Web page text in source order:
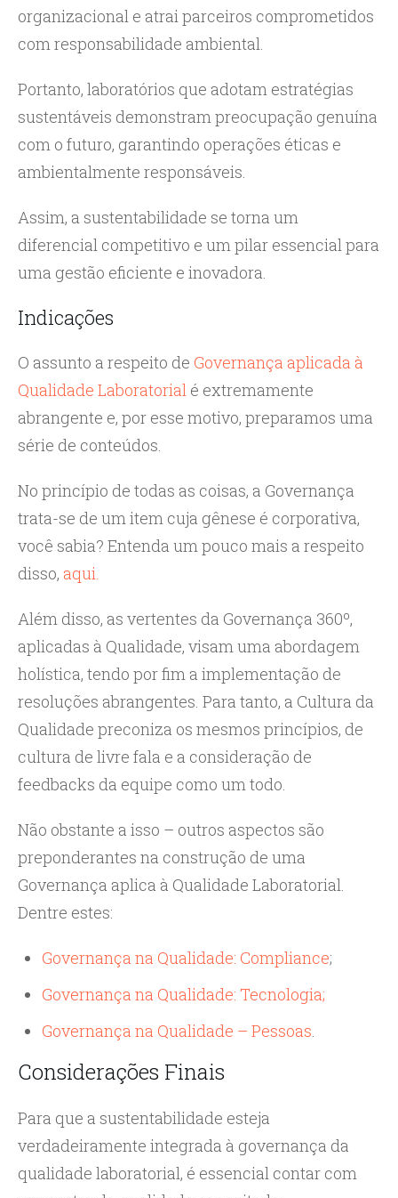
organizacional e atrai parceiros comprometidos
com responsabilidade ambiental.
Portanto, laboratórios que adotam estratégias
sustentáveis demonstram preocupação genuína
com o futuro, garantindo operações éticas e
ambientalmente responsáveis.
Assim, a sustentabilidade se torna um
diferencial competitivo e um pilar essencial para
uma gestão eficiente e inovadora.
Indicações
O assunto a respeito de Governança aplicada à
Qualidade Laboratorial é extremamente
abrangente e, por esse motivo, preparamos uma
série de conteúdos.
No princípio de todas as coisas, a Governança
trata-se de um item cuja gênese é corporativa,
você sabia? Entenda um pouco mais a respeito
disso, aqui.
Além disso, as vertentes da Governança 360º,
aplicadas à Qualidade, visam uma abordagem
holística, tendo por fim a implementação de
resoluções abrangentes. Para tanto, a Cultura da
Qualidade preconiza os mesmos princípios, de
cultura de livre fala e a consideração de
feedbacks da equipe como um todo.
Não obstante a isso – outros aspectos são
preponderantes na construção de uma
Governança aplica à Qualidade Laboratorial.
Dentre estes:
Governança na Qualidade: Compliance;
Governança na Qualidade: Tecnologia;
Governança na Qualidade – Pessoas.
Considerações Finais
Para que a sustentabilidade esteja
verdadeiramente integrada à governança da
qualidade laboratorial, é essencial contar com